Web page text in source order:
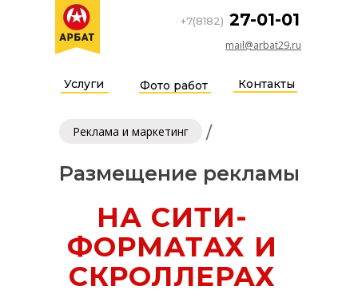
Услуги Фото работ Контакты
mail@arbat29.ru
27-01-01
+7(8182)
/
Реклама и маркетинг
НА СИТИ-
ФОРМАТАХ И
СКРОЛЛЕРАХ
Размещение рекламы